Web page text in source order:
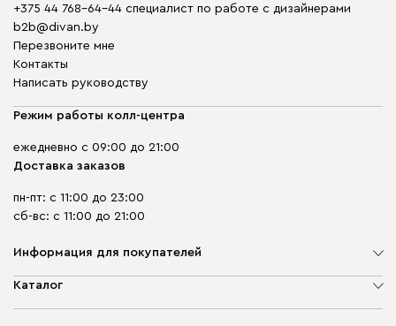
+375 44 768-64-44 специалист по работе с дизайнерами
b2b@divan.by
Перезвоните мне
Контакты
Написать руководству
Режим работы колл-центра
ежедневно с 09:00 до 21:00
Доставка заказов
пн-пт: с 11:00 до 23:00
сб-вс: с 11:00 до 21:00
Информация для покупателей
О компании
Каталог